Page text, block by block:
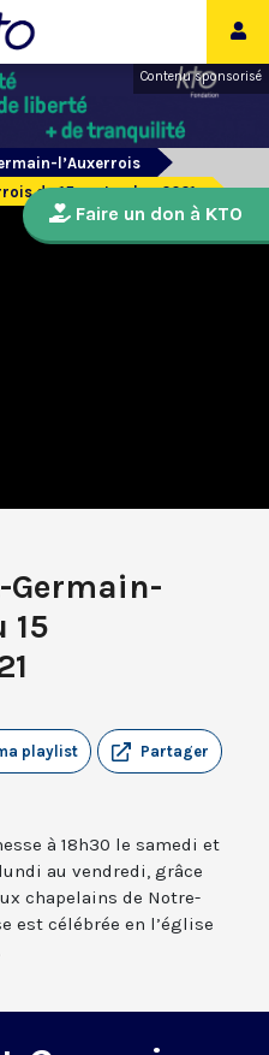
Contenu sponsorisé
l’Auxerrois
du 15 septembre 2021
Germain-
15
Partager
playlist
à 18h30 le samedi et
au vendredi, grâce
chapelains de Notre-
est célébrée en l’église
Faire un don à KTO